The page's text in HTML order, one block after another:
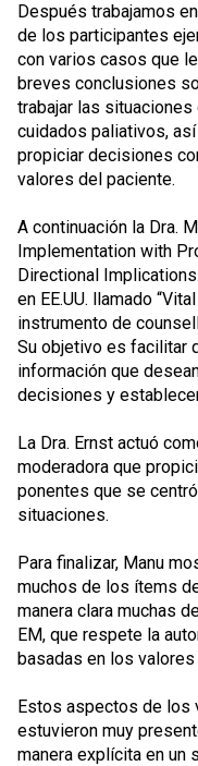
Después trabajamos
de los participantes
con varios casos que
breves conclusiones
trabajar las
cuidados paliativos,
propiciar decisiones
valores del paciente.
A continuación la Dra.
Implementation with
Directional
en EE.UU. llamado
instrumento de
Su objetivo es facilitar
información que
decisiones y
La Dra. Ernst actuó
moderadora que
ponentes que se
situaciones.
Para finalizar, Manu
muchos de los ítems
manera clara muchas
EM, que respete la
basadas en los
Estos aspectos de los
estuvieron muy
manera explícita en un